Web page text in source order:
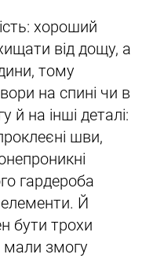
хороший
від дощу, а
тому
на спині чи в
й на інші деталі:
шви,
гардероба
елементи. Й
бути трохи
мали змогу